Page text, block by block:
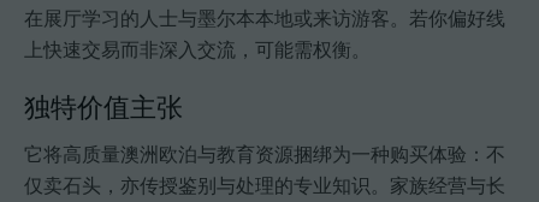
在展厅学习的人士与墨尔本本地或来访游客。若你偏好线
上快速交易而非深入交流，可能需权衡。
独特价值主张
它将高质量澳洲欧泊与教育资源捆绑为一种购买体验：不
仅卖石头，亦传授鉴别与处理的专业知识。家族经营与长